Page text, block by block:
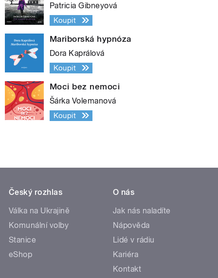
Patricia Gibneyová
Koupit
Mariborská hypnóza
Dora Kaprálová
Koupit
Moci bez nemoci
Šárka Volemanová
Koupit
Český rozhlas
Válka na Ukrajině
Komunální volby
Stanice
eShop
O nás
Jak nás naladíte
Nápověda
Lidé v rádiu
Kariéra
Kontakt